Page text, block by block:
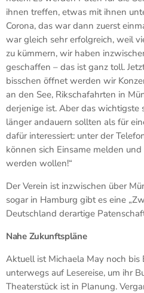
ihnen treffen, etwas mit ihnen
Corona, das war dann zuerst
war gleich sehr erfolgreich, weil
zu kümmern, wir haben
geschaffen – das ist ganz toll.
bisschen öffnet werden wir
an den See, Rikschafahrten in
derjenige ist. Aber das wichtigste
länger andauern sollten als für
dafür interessiert: unter der
können sich Einsame melden
werden wollen!“
Der Verein ist inzwischen über
sogar in Hamburg gibt es eine
Deutschland derartige
Nahe Zukunftspläne
Aktuell ist Michaela May noch bis
unterwegs auf Lesereise, um ihr
Theaterstück ist in Planung.